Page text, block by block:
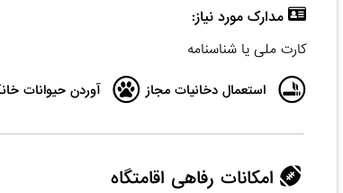
مدارک مورد نیاز:
کارت ملی یا شناسنامه
استعمال دخانیات مجاز آوردن حیوانات
امکانات رفاهی اقامتگاه